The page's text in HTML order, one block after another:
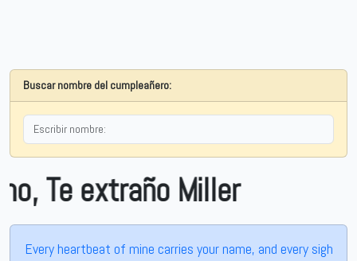
Buscar nombre del cumpleañero:
Miller
Every heartbeat of mine carries your name, and every sigh